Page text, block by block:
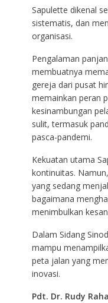
Sapulette dikenal
sistematis, dan
organisasi.
Pengalaman
membuatnya
gereja dari pusat
memainkan peran
kesinambungan
sulit, termasuk
pasca-pandemi.
Kekuatan utama
kontinuitas.
yang sedang
bagaimana
menimbulkan
Dalam Sidang
mampu
peta jalan yang
inovasi.
Pdt. Dr. Rudy